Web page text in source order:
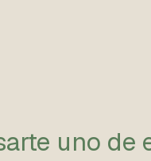
uno de